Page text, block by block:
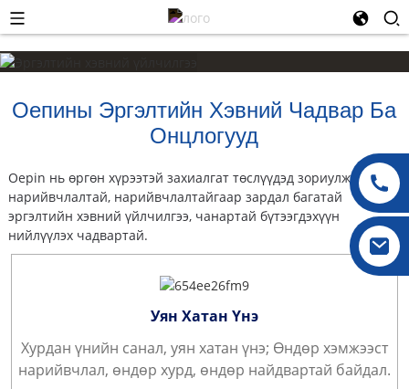
Оепины Эргэлтийн Хэвний Чадвар Ба
Онцлогууд
Oepin нь өргөн хүрээтэй захиалгат төслүүдэд зориулж өндөр
нарийвчлалтай, нарийвчлалтайгаар зардал багатай
эргэлтийн хэвний үйлчилгээ, чанартай бүтээгдэхүүн
нийлүүлэх чадвартай.
Уян Хатан Үнэ
Хурдан үнийн санал, уян хатан үнэ; Өндөр хэмжээст
нарийвчлал, өндөр хурд, өндөр найдвартай байдал.